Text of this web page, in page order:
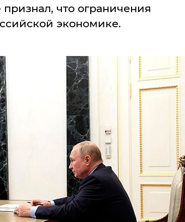
что ограничения
экономике.